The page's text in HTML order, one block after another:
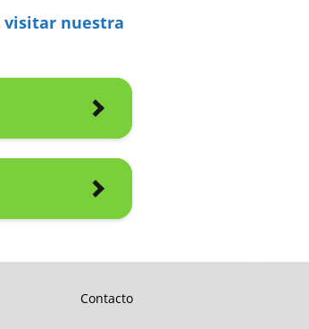
visitar nuestra
Contacto